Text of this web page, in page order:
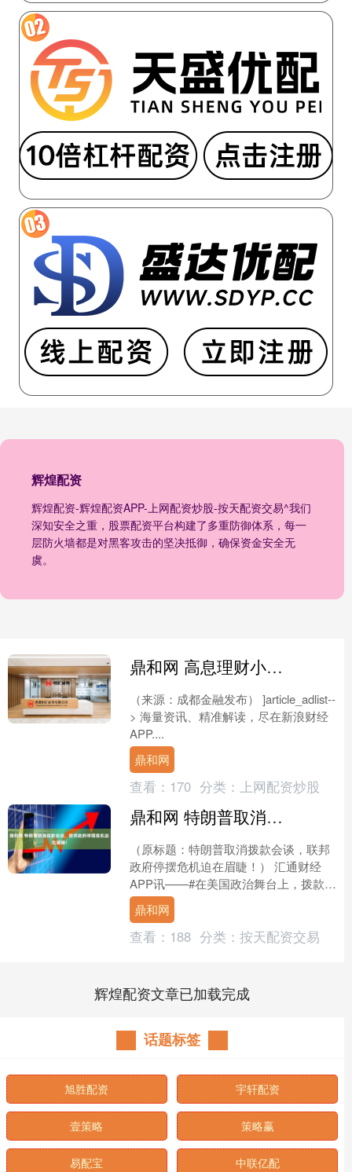
辉煌配资
辉煌配资-辉煌配资APP-上网配资炒股-按天配资交易^我们
深知安全之重，股票配资平台构建了多重防御体系，每一
层防火墙都是对黑客攻击的坚决抵御，确保资金安全无
虞。
鼎和网 高息理财小心血本无归!——揭露“投资理财”非法集资骗局
（来源：成都金融发布） ]article_adlist--
> 海量资讯、精准解读，尽在新浪财经
APP....
鼎和网
查看： 170 分类： 上网配资炒股
鼎和网 特朗普取消拨款会谈，联邦政府停摆危机迫在眉睫！
（原标题：特朗普取消拨款会谈，联邦
政府停摆危机迫在眉睫！） 汇通财经
APP讯——#在美国政治舞台上，拨款争
议向来是两党博弈的焦点，而这一次的
冲突更是将联邦政府推....
鼎和网
查看： 188 分类： 按天配资交易
辉煌配资文章已加载完成
话题标签
旭胜配资 宇轩配资
壹策略 策略赢
易配宝 中联亿配